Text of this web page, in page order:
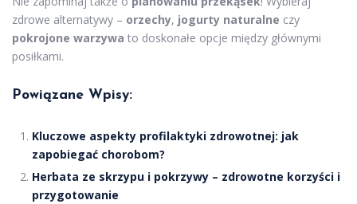
zdrowe alternatywy – orzechy, jogurty naturalne czy
pokrojone warzywa to doskonałe opcje między głównymi
posiłkami.
Powiązane Wpisy:
Kluczowe aspekty profilaktyki zdrowotnej: jak
zapobiegać chorobom?
Herbata ze skrzypu i pokrzywy – zdrowotne korzyści i
przygotowanie